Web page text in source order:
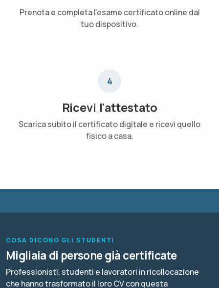
Prenota e completa l'esame certificato online dal
tuo dispositivo.
4
Ricevi l'attestato
Scarica subito il certificato digitale e ricevi quello
fisico a casa.
COSA DICONO GLI STUDENTI
Migliaia di persone già certificate
Professionisti, studenti e lavoratori in ricollocazione
che hanno trasformato il loro CV con questa